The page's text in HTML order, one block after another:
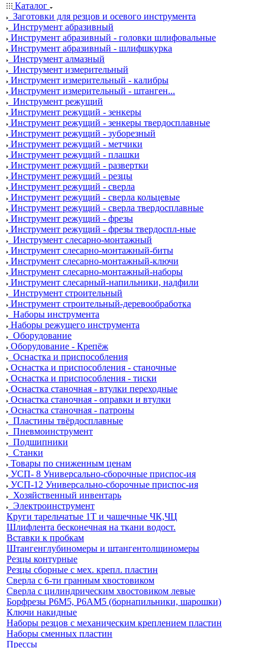
Каталог
Заготовки для резцов и осевого инструмента
Инструмент абразивный
Инструмент абразивный - головки шлифовальные
Инструмент абразивный - шлифшкурка
Инструмент алмазный
Инструмент измерительный
Инструмент измерительный - калибры
Инструмент измерительный - штанген...
Инструмент режущий
Инструмент режущий - зенкеры
Инструмент режущий - зенкеры твердосплавные
Инструмент режущий - зуборезный
Инструмент режущий - метчики
Инструмент режущий - плашки
Инструмент режущий - развертки
Инструмент режущий - резцы
Инструмент режущий - сверла
Инструмент режущий - сверла кольцевые
Инструмент режущий - сверла твердосплавные
Инструмент режущий - фрезы
Инструмент режущий - фрезы твердоспл-ные
Инструмент слесарно-монтажный
Инструмент слесарно-монтажный-биты
Инструмент слесарно-монтажный-ключи
Инструмент слесарно-монтажный-наборы
Инструмент слесарный-напильники, надфили
Инструмент строительный
Инструмент строительный-деревообработка
Наборы инструмента
Наборы режущего инструмента
Оборудование
Оборудование - Крепёж
Оснастка и приспособления
Оснастка и приспособления - станочные
Оснастка и приспособления - тиски
Оснастка станочная - втулки переходные
Оснастка станочная - оправки и втулки
Оснастка станочная - патроны
Пластины твёрдосплавные
Пневмоинструмент
Подшипники
Станки
Товары по сниженным ценам
УСП- 8 Универсально-сборочные приспос-ия
УСП-12 Универсально-сборочные приспос-ия
Хозяйственный инвентарь
Электроинструмент
Круги тарельчатые 1Т и чашечные ЧК,ЧЦ
Шлифлента бесконечная на ткани водост.
Вставки к пробкам
Штангенглубиномеры и штангентолщиномеры
Резцы контурные
Резцы сборные с мех. крепл. пластин
Сверла с 6-ти гранным хвостовиком
Сверла с цилиндрическим хвостовиком левые
Борфрезы Р6М5, Р6АМ5 (борнапильники, шарошки)
Ключи накидные
Наборы резцов с механическим креплением пластин
Наборы сменных пластин
Прессы